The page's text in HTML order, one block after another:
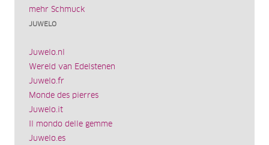
mehr Schmuck
JUWELO
Juwelo.nl
Wereld van Edelstenen
Juwelo.fr
Monde des pierres
Juwelo.it
Il mondo delle gemme
Juwelo.es